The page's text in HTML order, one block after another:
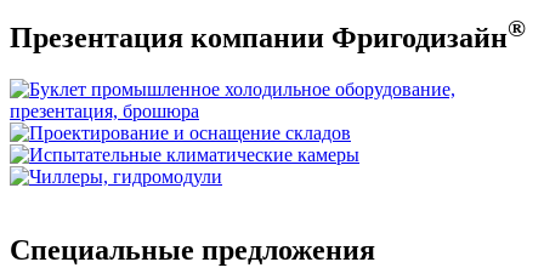
Презентация компании Фригодизайн®
Специальные предложения